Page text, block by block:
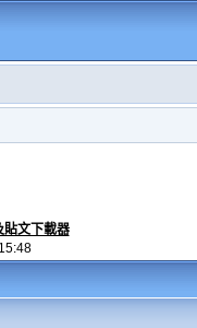
貼文下載器